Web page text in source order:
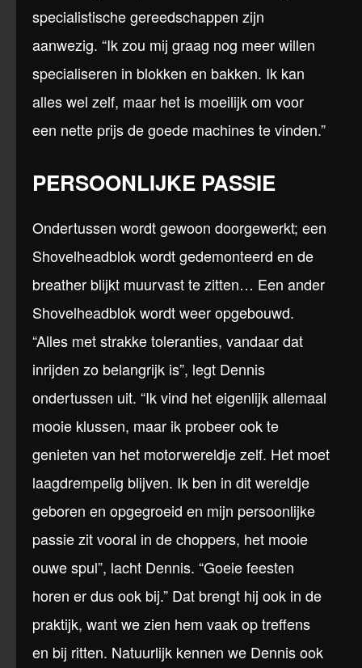
specialistische gereedschappen zijn
aanwezig. “Ik zou mij graag nog meer willen
specialiseren in blokken en bakken. Ik kan
alles wel zelf, maar het is moeilijk om voor
een nette prijs de goede machines te vinden.”
PERSOONLIJKE PASSIE
Ondertussen wordt gewoon doorgewerkt; een
Shovelheadblok wordt gedemonteerd en de
breather blijkt muurvast te zitten… Een ander
Shovelheadblok wordt weer opgebouwd.
“Alles met strakke toleranties, vandaar dat
inrijden zo belangrijk is”, legt Dennis
ondertussen uit. “Ik vind het eigenlijk allemaal
mooie klussen, maar ik probeer ook te
genieten van het motorwereldje zelf. Het moet
laagdrempelig blijven. Ik ben in dit wereldje
geboren en opgegroeid en mijn persoonlijke
passie zit vooral in de choppers, het mooie
ouwe spul”, lacht Dennis. “Goeie feesten
horen er dus ook bij.” Dat brengt hij ook in de
praktijk, want we zien hem vaak op treffens
en bij ritten. Natuurlijk kennen we Dennis ook